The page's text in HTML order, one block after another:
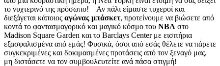
το νυχτερινό της πρόσωπο! Αν πάλι είμαστε τυχεροί και
διεξάγεται κάποιος αγώνας μπάσκετ, προτείνουμε να βιώσετε από
κοντά το φαντασμαγορικό και μαγικό κόσμο του ΝΒΑ στο
Madison Square Garden και το Barclays Center με εισιτήρια
εξασφαλισμένα από εμάς! Φυσικά, όσοι από εσάς θέλετε να πάρετε
συγκεκριμένες και δοκιμασμένες προτάσεις από τον ξεναγό μας,
μη διστάσετε να τον συμβουλευτείτε ανά πάσα στιγμή!